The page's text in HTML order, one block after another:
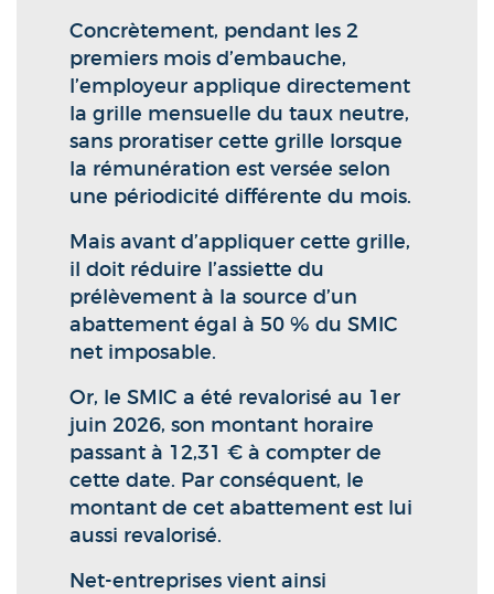
Concrètement, pendant les 2
premiers mois d’embauche,
l’employeur applique directement
la grille mensuelle du taux neutre,
sans proratiser cette grille lorsque
la rémunération est versée selon
une périodicité différente du mois.
Mais avant d’appliquer cette grille,
il doit réduire l’assiette du
prélèvement à la source d’un
abattement égal à 50 % du SMIC
net imposable.
Or, le SMIC a été revalorisé au 1er
juin 2026, son montant horaire
passant à 12,31 € à compter de
cette date. Par conséquent, le
montant de cet abattement est lui
aussi revalorisé.
Net-entreprises vient ainsi